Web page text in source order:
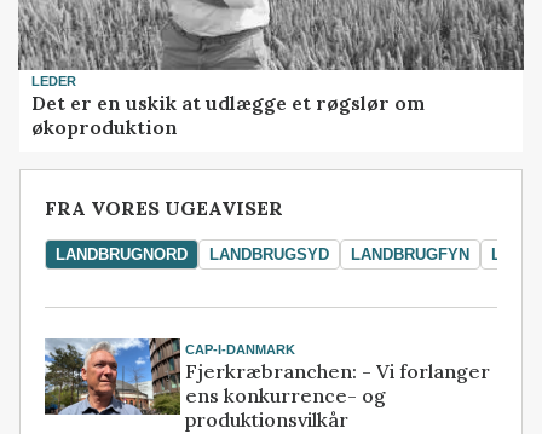
LEDER
Det er en uskik at udlægge et røgslør om
økoproduktion
FRA VORES UGEAVISER
LANDBRUGNORD LANDBRUGSYD LANDBRUGFYN
CAP-I-DANMARK
Fjerkræbranchen: - Vi forlanger
ens konkurrence- og
produktionsvilkår